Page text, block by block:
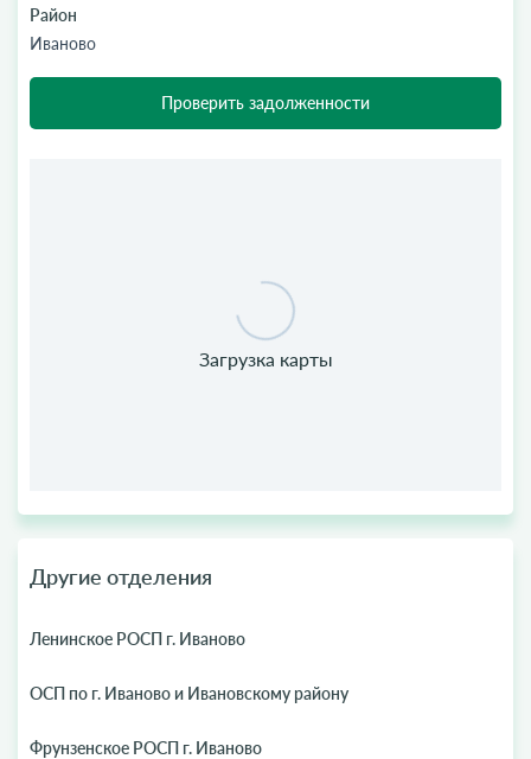
Район
Иваново
Проверить задолженности
Другие отделения
Ленинское РОСП г. Иваново
ОСП по г. Иваново и Ивановскому району
Фрунзенское РОСП г. Иваново